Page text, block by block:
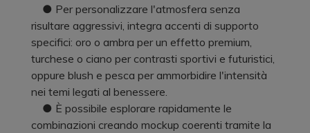
● Per personalizzare l'atmosfera senza
risultare aggressivi, integra accenti di supporto
specifici: oro o ambra per un effetto premium,
turchese o ciano per contrasti sportivi e futuristici,
oppure blush e pesca per ammorbidire l'intensità
nei temi legati al benessere.
● È possibile esplorare rapidamente le
combinazioni creando mockup coerenti tramite la